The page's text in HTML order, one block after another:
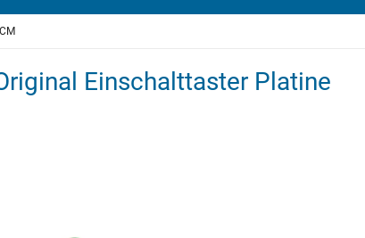
Einschalttaster Platine